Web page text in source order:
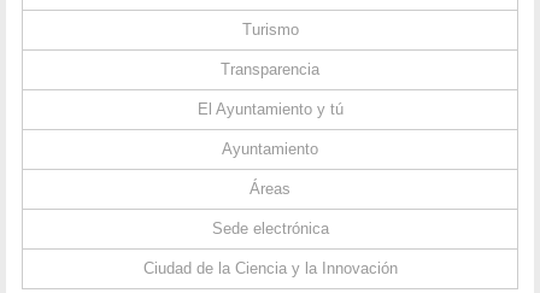
Turismo
Transparencia
El Ayuntamiento y tú
Ayuntamiento
Áreas
Sede electrónica
Ciudad de la Ciencia y la Innovación